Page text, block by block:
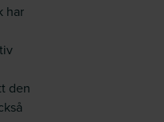
har
den